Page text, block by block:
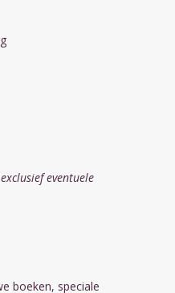
eventuele
boeken, speciale